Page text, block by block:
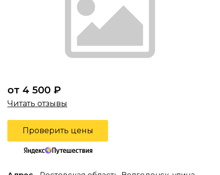
от 4 500 ₽
Читать отзывы
Проверить цены